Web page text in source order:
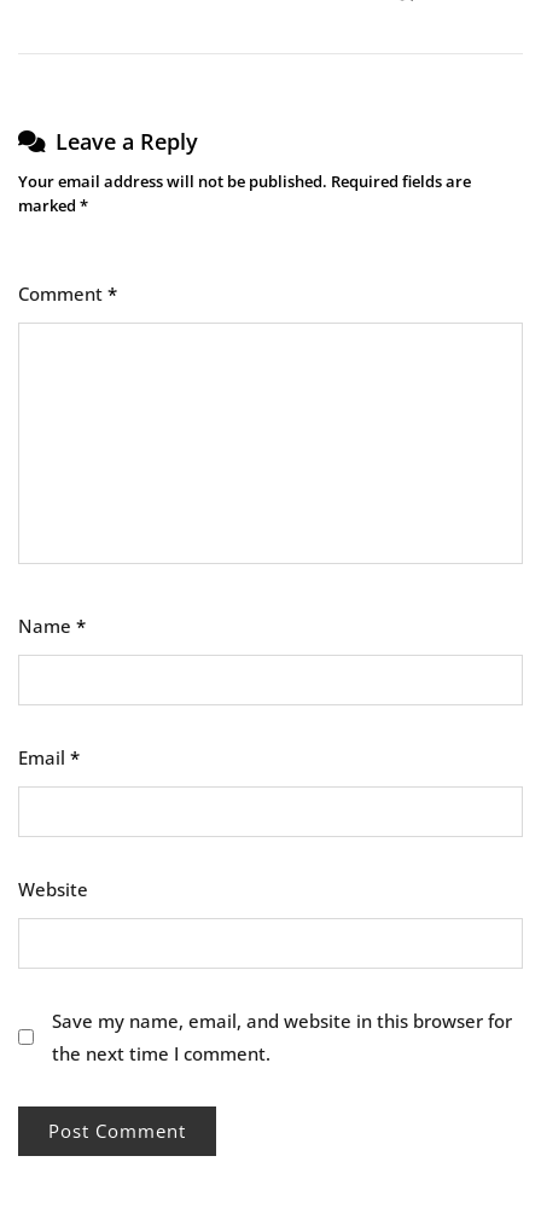
Leave a Reply
Your email address will not be published. Required fields are
marked *
Comment *
Name *
Email *
Website
Save my name, email, and website in this browser for
the next time I comment.